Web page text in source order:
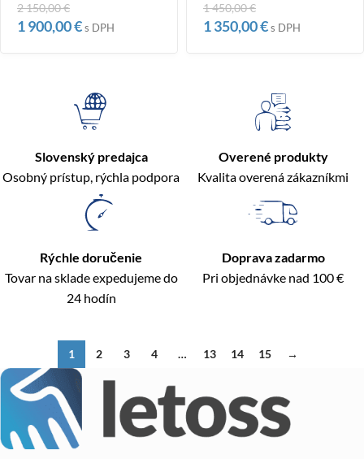
2 150,00€
1 900,00€s DPH
1 450,00€
1 350,00€s DPH
Slovenský predajca
Osobný prístup, rýchla podpora
Overené produkty
Kvalita overená zákazníkmi
Rýchle doručenie
Tovar na sklade expedujeme do
24 hodín
Doprava zadarmo
Pri objednávke nad 100 €
1 2 3 4 … 13 14 15 →